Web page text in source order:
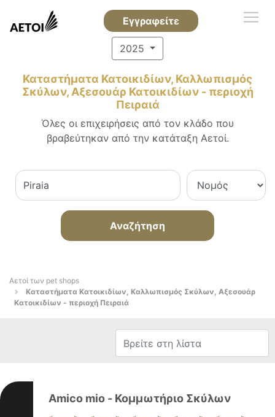
Εγγραφείτε
2025
Καταστήματα Κατοικιδίων, Καλλωπισμός
Σκύλων, Αξεσουάρ Κατοικιδίων - περιοχή
Πειραιά
Όλες οι επιχειρήσεις από τον κλάδο που
βραβεύτηκαν από την κατάταξη Αετοί.
Αναζήτηση
Αετοί των pet shops
Καταστήματα Κατοικιδίων, Καλλωπισμός Σκύλων, Αξεσουάρ
Κατοικιδίων - περιοχή Πειραιά
Amico mio - Κομμωτήριο Σκύλων